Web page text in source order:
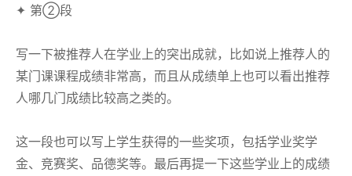
✦ 第②段
写一下被推荐人在学业上的突出成就，比如说上推荐人的
某门课课程成绩非常高，而且从成绩单上也可以看出推荐
人哪几门成绩比较高之类的。
这一段也可以写上学生获得的一些奖项，包括学业奖学
金、竞赛奖、品德奖等。最后再提一下这些学业上的成绩